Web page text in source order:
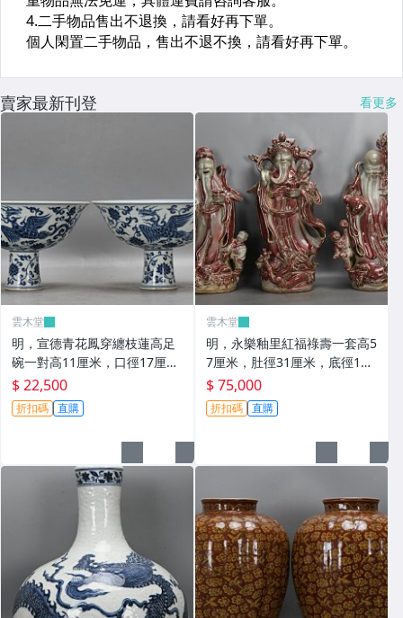
賣家最新刊登 看更多
雲木堂
明，宣德青花鳳穿纏枝蓮高足
碗一對高11厘米，口徑17厘
米，底徑4.5厘米。
$ 22,500
折扣碼 直購
雲木堂
明，永樂釉里紅福祿壽一套高5
7厘米，肚徑31厘米，底徑18.
5厘米。
$ 75,000
折扣碼 直購